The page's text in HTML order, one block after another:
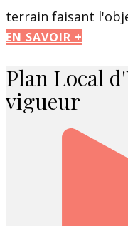
terrain faisant
EN SAVOIR +
Plan Local
vigueur